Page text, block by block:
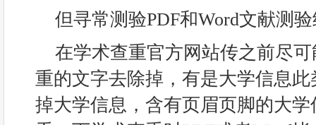
但寻常测验PDF和Word文献测
在学术查重官方网站传之前尽
重的文字去除掉，有是大学信息
掉大学信息，含有页眉页脚的大